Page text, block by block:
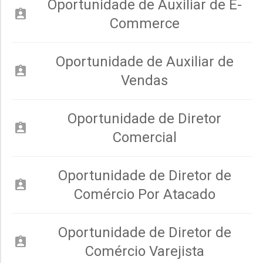
assignment_ind
Oportunidade de Auxiliar de E-
Commerce
assignment_ind
Oportunidade de Auxiliar de
Vendas
assignment_ind
Oportunidade de Diretor
Comercial
assignment_ind
Oportunidade de Diretor de
Comércio Por Atacado
assignment_ind
Oportunidade de Diretor de
Comércio Varejista